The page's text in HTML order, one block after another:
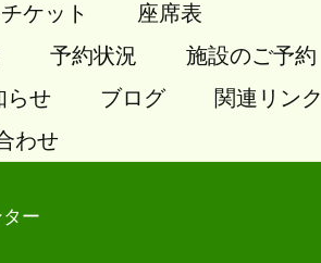
チケット 座席表
予約状況 施設のご予約
らせ ブログ
関連リンク
わせ
ー